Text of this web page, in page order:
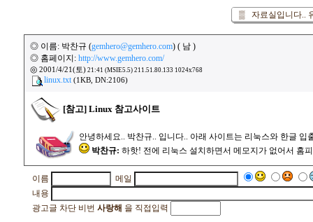
▒ 자료실입니다..
◎ 이름: 박찬규 (gemhero@gemhero.com) ( 남 )
◎ 홈페이지: http://www.gemhero.com/
◎ 2001/4/21(토) 21:41 (MSIE5.5) 211.51.80.133 1024x768
linux.txt (1KB, DN:2106)
[참고] Linux 참고사이트
안녕하세요.. 박찬규.. 입니다.. 아래 사이트는 리눅스와 한글 입
박찬규: 하핫! 전에 리눅스 설치하면서 메모지가 없어서 홈
이름
메일
내용
광고글 차단 비번 사랑해 을 직접입력